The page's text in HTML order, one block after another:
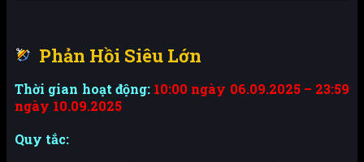
Phản Hồi Siêu Lớn
Thời gian hoạt động: 10:00 ngày 06.09.2025 – 23:59
ngày 10.09.2025
Quy tắc: